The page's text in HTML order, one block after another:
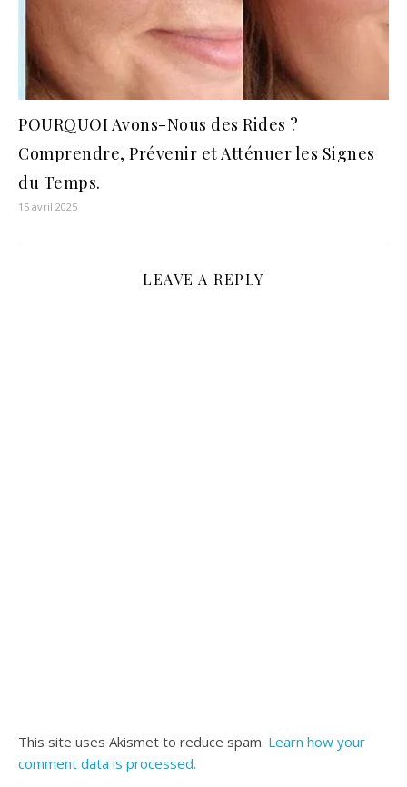
POURQUOI Avons-Nous des Rides ?
Comprendre, Prévenir et Atténuer les Signes
du Temps.
15 avril 2025
LEAVE A REPLY
This site uses Akismet to reduce spam. Learn how your
comment data is processed.